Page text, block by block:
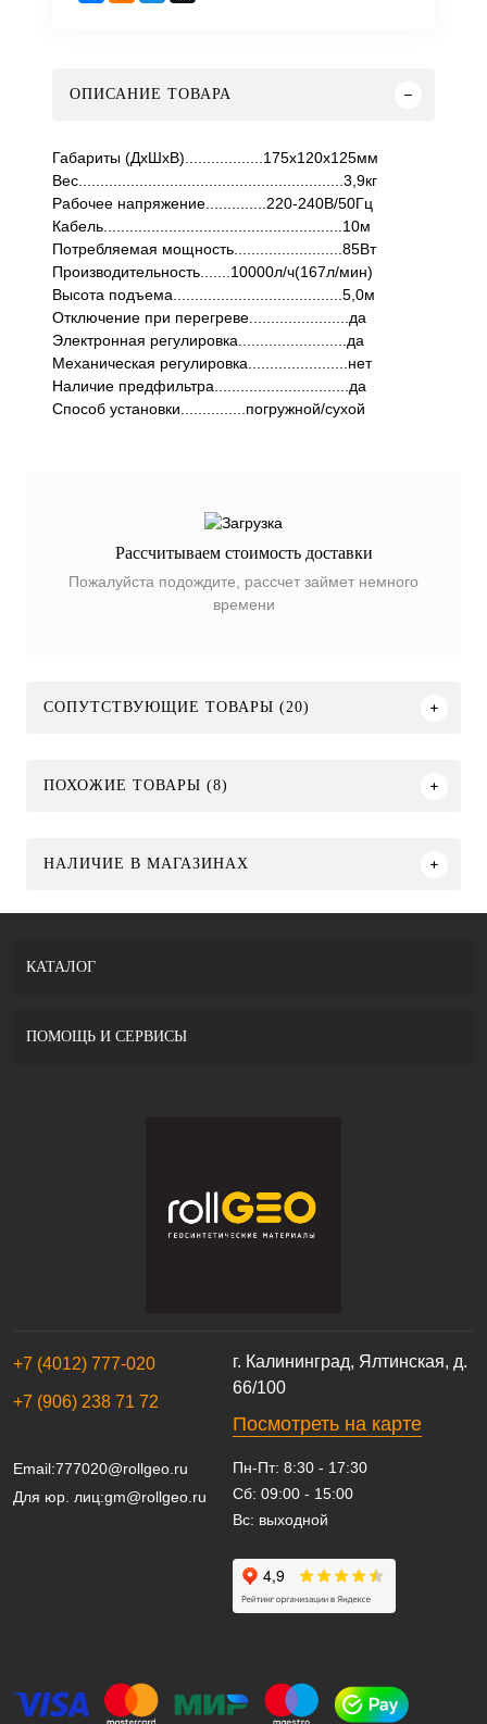
ОПИСАНИЕ ТОВАРА
Габариты (ДхШхВ)..................175х120х125мм
Вес.............................................................3,9кг
Рабочее напряжение..............220-240В/50Гц
Кабель.......................................................10м
Потребляемая мощность.........................85Вт
Производительность.......10000л/ч(167л/мин)
Высота подъема.......................................5,0м
Отключение при перегреве.......................да
Электронная регулировка.........................да
Механическая регулировка.......................нет
Наличие предфильтра...............................да
Способ установки...............погружной/сухой
Рассчитываем стоимость доставки
Пожалуйста подождите, рассчет займет немного
времени
СОПУТСТВУЮЩИЕ ТОВАРЫ (20)
ПОХОЖИЕ ТОВАРЫ (8)
НАЛИЧИЕ В МАГАЗИНАХ
г. Калининград, Ялтинская, д.
66/100
Посмотреть на карте
+7 (4012) 777-020
+7 (906) 238 71 72
Email:777020@rollgeo.ru
Для юр. лиц:gm@rollgeo.ru
Пн-Пт: 8:30 - 17:30
Сб: 09:00 - 15:00
Вс: выходной
КАТАЛОГ
ПОМОЩЬ И СЕРВИСЫ